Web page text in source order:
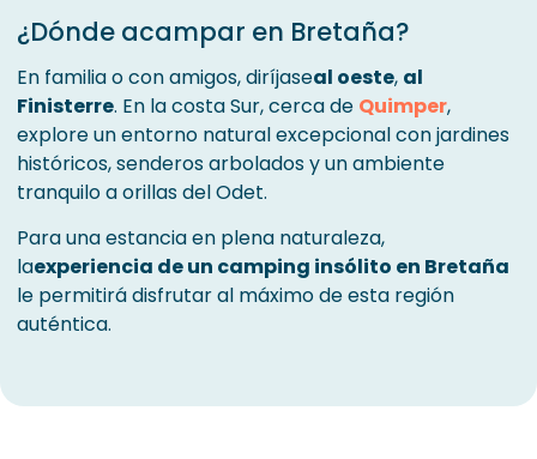
¿Dónde acampar en Bretaña?
En familia o con amigos, diríjaseal oeste, al
Finisterre. En la costa Sur, cerca de Quimper,
explore un entorno natural excepcional con jardines
históricos, senderos arbolados y un ambiente
tranquilo a orillas del Odet.
Para una estancia en plena naturaleza,
laexperiencia de un camping insólito en Bretaña
le permitirá disfrutar al máximo de esta región
auténtica.